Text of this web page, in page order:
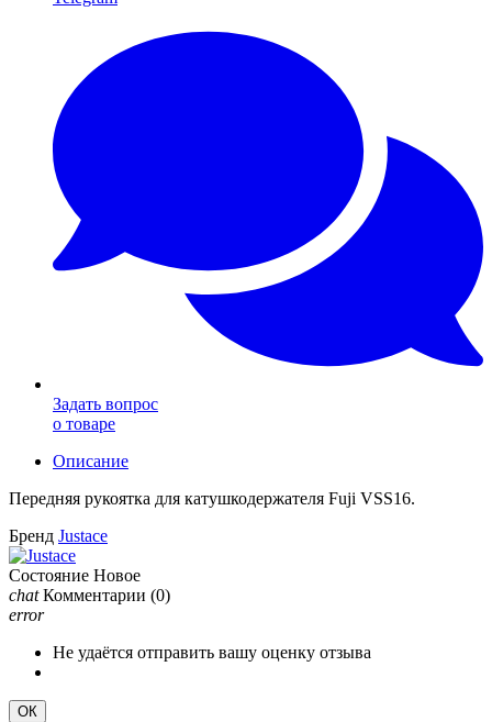
Задать вопрос
о товаре
Описание
Передняя рукоятка для катушкодержателя Fuji VSS16.
Бренд Justace
Состояние Новое
chat Комментарии (0)
error
Не удаётся отправить вашу оценку отзыва
ОК